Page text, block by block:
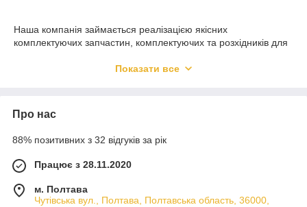
Наша компанія займається реалізацією якісних
комплектуючих запчастин, комплектуючих та розхідників для
доступними цінами. Тісно співпрацюючи з представниками
навантажувач JCB 531-70 та їх точні замінники, але й
гранично вигідні умови доставки замовлень клієнтам. Таким
на обслуговування власного автопарку.
Британська компанія JCB зарекомендувала себе як одного з
найкращих світових виробників універсальної спецтехніки,
що використовується під час здійснення господарських та
будівельних робіт. Тим не менш, навіть такі якісні та довговічні
Показати все
Про нас
88% позитивних з 32 відгуків за рік
Працює з 28.11.2020
м. Полтава
Чутівська вул., Полтава, Полтавська область, 36000,